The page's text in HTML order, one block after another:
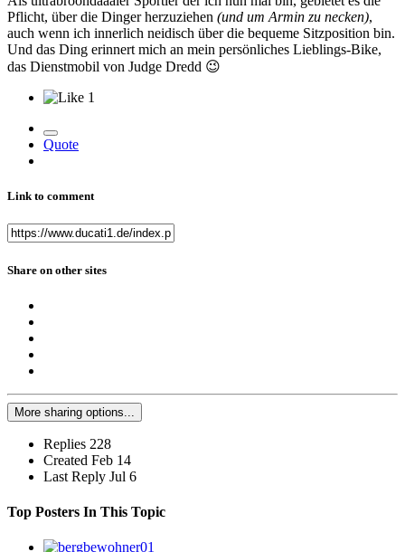
Pflicht, über die Dinger herzuziehen (und um Armin zu necken),
auch wenn ich innerlich neidisch über die bequeme Sitzposition bin.
Und das Ding erinnert mich an mein persönliches Lieblings-Bike,
das Dienstmobil von Judge Dredd 😉
1
Quote
Link to comment
Share on other sites
More sharing options...
Replies 228
Created Feb 14
Last Reply Jul 6
Top Posters In This Topic